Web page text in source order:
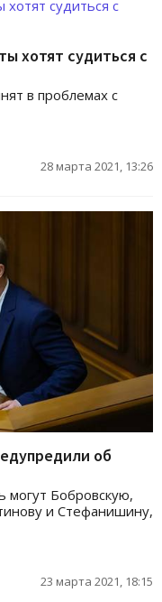
хотят судиться с
в проблемах с
28 марта 2021, 13:26
об
Бобровскую,
и Стефанишину,
23 марта 2021, 18:15